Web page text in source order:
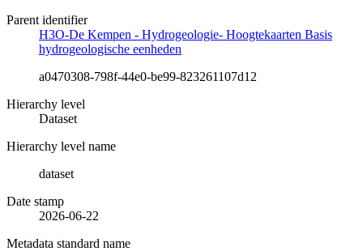
Parent identifier
H3O-De Kempen - Hydrogeologie- Hoogtekaarten Basis
hydrogeologische eenheden
a0470308-798f-44e0-be99-823261107d12
Hierarchy level
Dataset
Hierarchy level name
dataset
Date stamp
2026-06-22
Metadata standard name